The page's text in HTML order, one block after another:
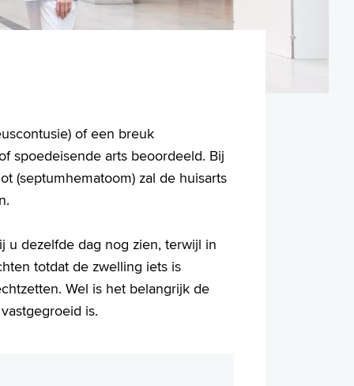
of een breuk
spoedeisende arts beoordeeld. Bij
(septumhematoom) zal de huisarts
u dezelfde dag nog zien, terwijl in
totdat de zwelling iets is
Wel is het belangrijk de
is.